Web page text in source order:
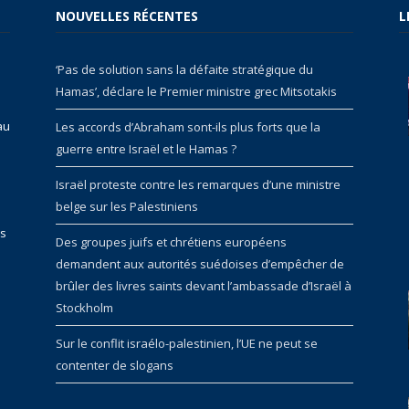
NOUVELLES RÉCENTES
‘Pas de solution sans la défaite stratégique du
Hamas’, déclare le Premier ministre grec Mitsotakis
Les accords d’Abraham sont-ils plus forts que la
guerre entre Israël et le Hamas ?
Israël proteste contre les remarques d’une ministre
belge sur les Palestiniens
Des groupes juifs et chrétiens européens
demandent aux autorités suédoises d’empêcher de
brûler des livres saints devant l’ambassade d’Israël à
Stockholm
Sur le conflit israélo-palestinien, l’UE ne peut se
contenter de slogans